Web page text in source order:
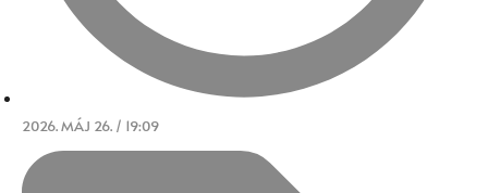
2026. MÁJ 26. / 19:09